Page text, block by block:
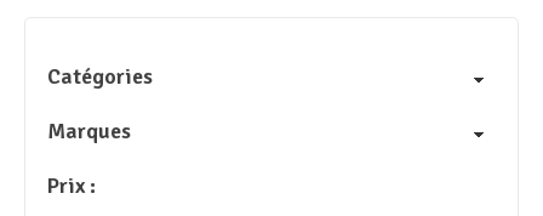
Catégories
Marques
Prix :